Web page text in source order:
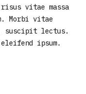
vitae massa
Morbi vitae
suscipit lectus.
ipsum.